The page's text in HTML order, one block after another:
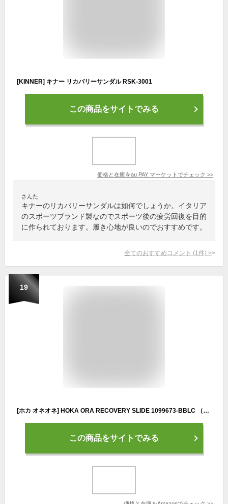
[KINNER] キナー リカバリーサンダル RSK-3001
この商品をサイトでみる
価格と在庫をau PAY マーケット でチェック >>
さんた
キナーのリカバリーサンダルは如何でしょうか。イタリア
のスポーツブランド製なのでスポーツ後の疲労回復を目的
に作られております。履き心地が良いのでおすすめです。
全てのおすすめコメント (1 件) >
19
[ホカ オネオネ] HOKA ORA RECOVERY SLIDE 1099673-BBLC （ブラック/２８．０/Men's）
この商品をサイトでみる